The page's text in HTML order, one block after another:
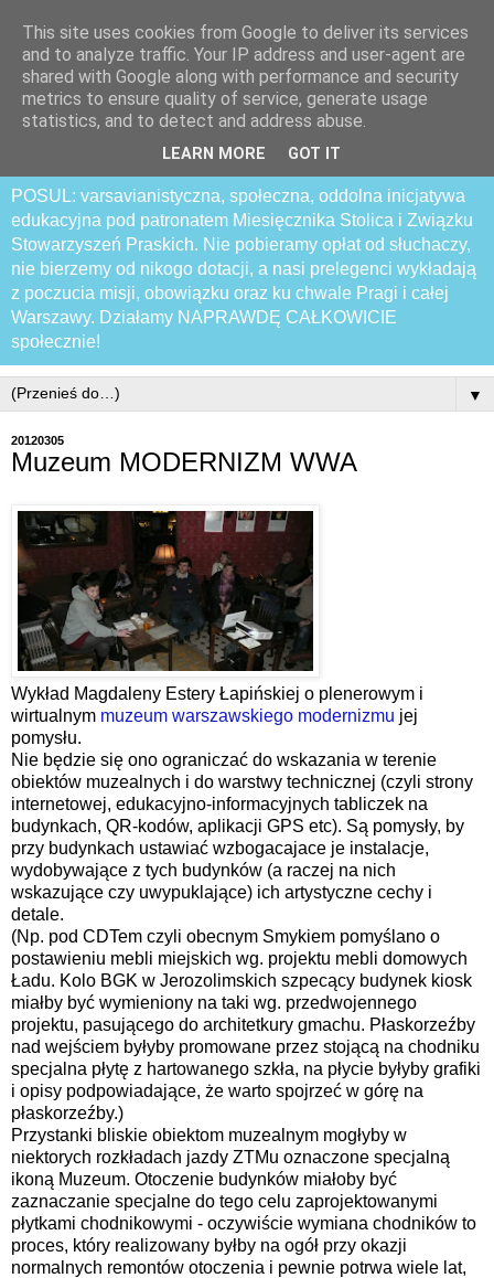
Praski Otwarty
Samozwańczy Uniwersytet
POSUL: varsavianistyczna, społeczna, oddolna inicjatywa
edukacyjna pod patronatem Miesięcznika Stolica i Związku
Stowarzyszeń Praskich. Nie pobieramy opłat od słuchaczy,
nie bierzemy od nikogo dotacji, a nasi prelegenci wykładają
z poczucia misji, obowiązku oraz ku chwale Pragi i całej
Warszawy. Działamy NAPRAWDĘ CAŁKOWICIE
społecznie!
▼
20120305
Muzeum MODERNIZM WWA
Wykład Magdaleny Estery Łapińskiej o plenerowym i
wirtualnym muzeum warszawskiego modernizmu jej
pomysłu.
Nie będzie się ono ograniczać do wskazania w terenie
obiektów muzealnych i do warstwy technicznej (czyli strony
internetowej, edukacyjno-informacyjnych tabliczek na
budynkach, QR-kodów, aplikacji GPS etc). Są pomysły, by
przy budynkach ustawiać wzbogacajace je instalacje,
wydobywające z tych budynków (a raczej na nich
wskazujące czy uwypuklające) ich artystyczne cechy i
detale.
(Np. pod CDTem czyli obecnym Smykiem pomyślano o
postawieniu mebli miejskich wg. projektu mebli domowych
Ładu. Kolo BGK w Jerozolimskich szpecący budynek kiosk
miałby być wymieniony na taki wg. przedwojennego
projektu, pasującego do architetkury gmachu. Płaskorzeźby
nad wejściem byłyby promowane przez stojącą na chodniku
specjalna płytę z hartowanego szkła, na płycie byłyby grafiki
i opisy podpowiadające, że warto spojrzeć w górę na
płaskorzeźby.)
Przystanki bliskie obiektom muzealnym mogłyby w
niektorych rozkładach jazdy ZTMu oznaczone specjalną
ikoną Muzeum. Otoczenie budynków miałoby być
zaznaczanie specjalne do tego celu zaprojektowanymi
płytkami chodnikowymi - oczywiście wymiana chodników to
proces, który realizowany byłby na ogół przy okazji
normalnych remontów otoczenia i pewnie potrwa wiele lat,
This site uses cookies from Google to deliver its services
and to analyze traffic. Your IP address and user-agent are
shared with Google along with performance and security
metrics to ensure quality of service, generate usage
statistics, and to detect and address abuse.
LEARN MORE GOT IT